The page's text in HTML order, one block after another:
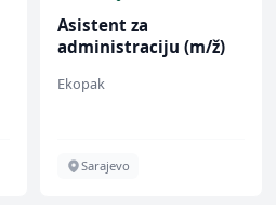
Asistent za
administraciju (m/ž)
Ekopak
Sarajevo